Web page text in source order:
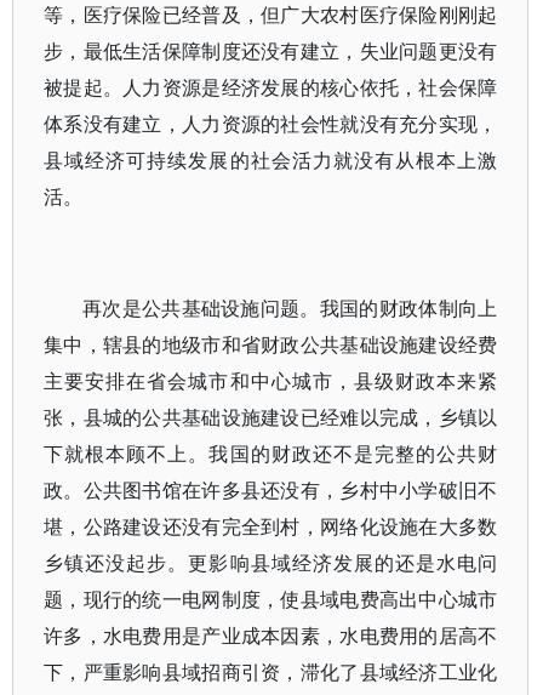
等，医疗保险已经普及，但广大农村医疗保险刚刚起
步，最低生活保障制度还没有建立，失业问题更没有
被提起。人力资源是经济发展的核心依托，社会保障
体系没有建立，人力资源的社会性就没有充分实现，
县域经济可持续发展的社会活力就没有从根本上激
活。
再次是公共基础设施问题。我国的财政体制向上
集中，辖县的地级市和省财政公共基础设施建设经费
主要安排在省会城市和中心城市，县级财政本来紧
张，县城的公共基础设施建设已经难以完成，乡镇以
下就根本顾不上。我国的财政还不是完整的公共财
政。公共图书馆在许多县还没有，乡村中小学破旧不
堪，公路建设还没有完全到村，网络化设施在大多数
乡镇还没起步。更影响县域经济发展的还是水电问
题，现行的统一电网制度，使县域电费高出中心城市
许多，水电费用是产业成本因素，水电费用的居高不
下，严重影响县域招商引资，滞化了县域经济工业化